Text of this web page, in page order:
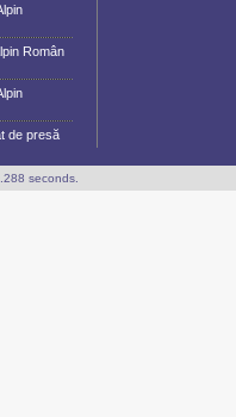
Român
de presă
seconds.